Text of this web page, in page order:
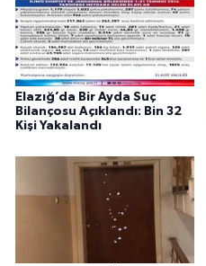
Elazığ’da Bir Ayda Suç
Bilançosu Açıklandı: Bin 32
Kişi Yakalandı